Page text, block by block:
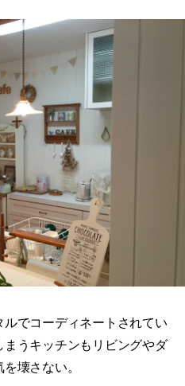
でコーディネートされてい
うキッチンもリビングやダ
壊さない。